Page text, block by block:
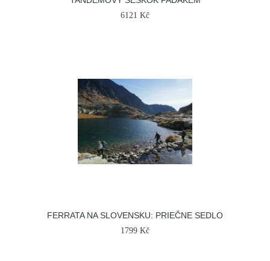
6121 Kč
FERRATA NA SLOVENSKU: PRIEČNE SEDLO
1799 Kč